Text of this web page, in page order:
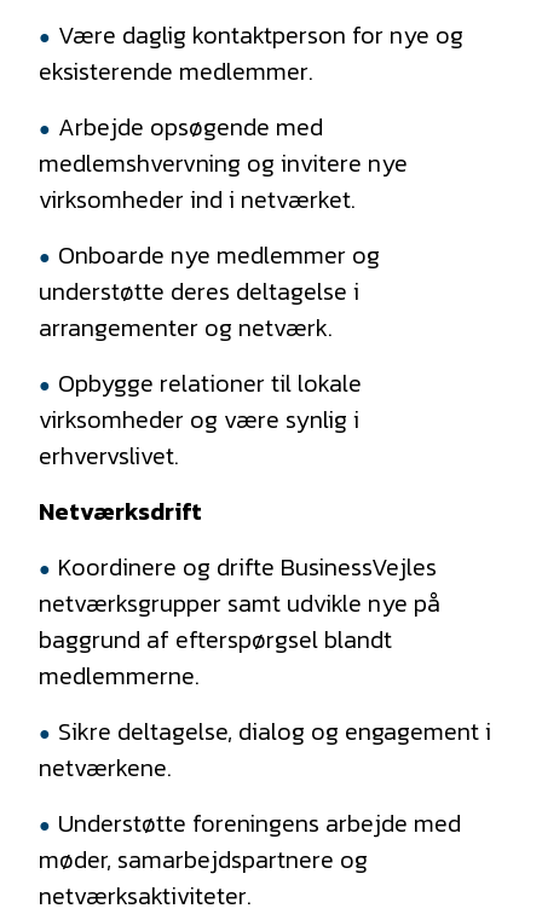
Være daglig kontaktperson for nye og
eksisterende medlemmer.
Arbejde opsøgende med
medlemshvervning og invitere nye
virksomheder ind i netværket.
Onboarde nye medlemmer og
understøtte deres deltagelse i
arrangementer og netværk.
Opbygge relationer til lokale
virksomheder og være synlig i
erhvervslivet.
Netværksdrift
Koordinere og drifte BusinessVejles
netværksgrupper samt udvikle nye på
baggrund af efterspørgsel blandt
medlemmerne.
Sikre deltagelse, dialog og engagement i
netværkene.
Understøtte foreningens arbejde med
møder, samarbejdspartnere og
netværksaktiviteter.